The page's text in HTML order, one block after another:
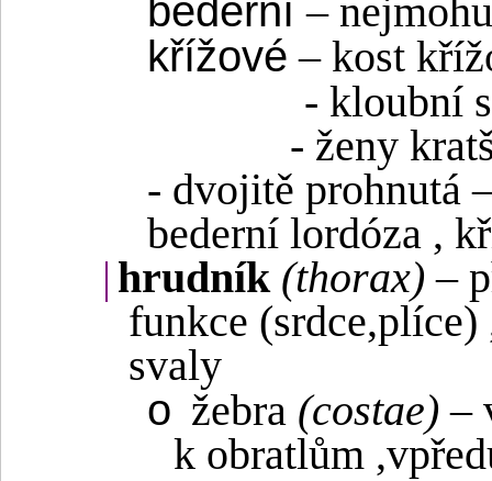
bederní–
křížové – kost
- kloubní
- ženy
- dvojitě prohnutá
bederní lordóza ,
| hrudník (thorax) –
funkce
svaly
o žebra (costae) –
k obratlům